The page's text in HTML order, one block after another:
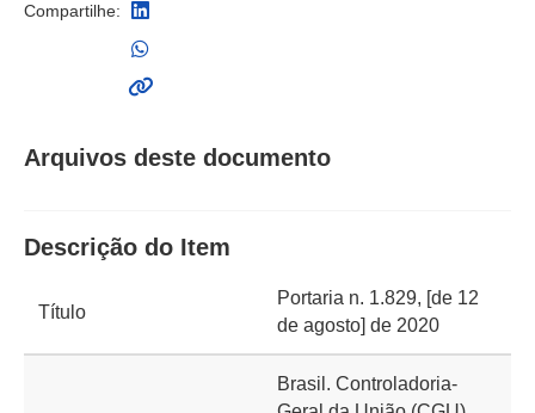
Compartilhe:
Arquivos deste documento
Descrição do Item
Título
Portaria n. 1.829, [de 12
de agosto] de 2020
Brasil. Controladoria-